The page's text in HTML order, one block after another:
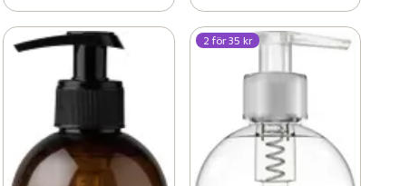
2 för 35 kr